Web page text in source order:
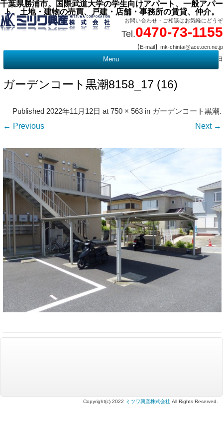
千葉県勝浦市。国際武道大学の学生向けアパート、一般アパー
ト、土地・建物の売買、戸建・店舗・事務所の賃貸、仲介。
お問い合わせ・ご相談はお気軽にどうぞ
Tel.0470-73-1155
【E-mail】mk-chintai@ace.ocn.ne.jp
【営業時間】09:00 ～ 17:15 【定 休 日】水曜・祭日
Menu
ガーデンコート黒潮8158_17 (16)
Published2022年11月12日 at750 × 563 in ガーデンコート黒潮.
← Previous Next →
Copyright(c) 2022 ミツワ興産株式会社 All Rights Reserved.